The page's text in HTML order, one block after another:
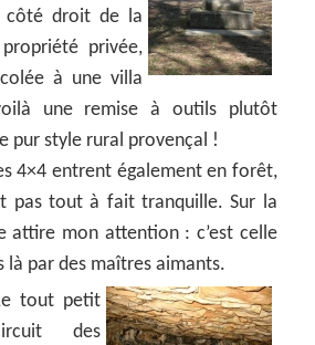
côté droit de la
privée,
à une villa
une remise à outils plutôt
pur style rural provençal !
4×4 entrent également en forêt,
pas tout à fait tranquille. Sur la
attire mon attention : c’est celle
là par des maîtres aimants.
tout petit
des